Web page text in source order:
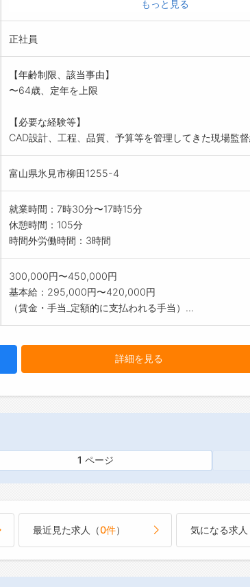
さん活かせます。
ルでオンリーワンな空間を生み出すことができます。
「変更範囲:変更なし」
もっと見る
正社員
【年齢制限、該当事由】
〜64歳、定年を上限
【必要な経験等】
CAD設計、工程、品質、予算等を管理してきた現場監
富山県氷見市柳田1255-4
就業時間：7時30分〜17時15分
休憩時間：105分
時間外労働時間：3時間
300,000円〜450,000円
基本給：295,000円〜420,000円
（賃金・手当_定額的に支払われる手当）...
詳細を見る
1 ページ
最近見た求人（0件） 気になる求人